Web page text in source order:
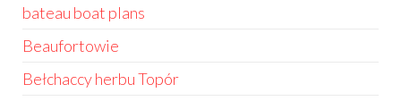
bateau boat plans
Beaufortowie
Bełchaccy herbu Topór